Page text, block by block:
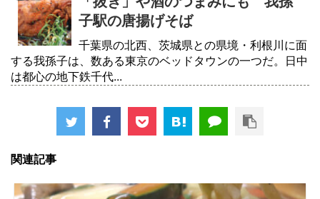
子駅の唐揚げそば
千葉県の北西、茨城県との県境・利根川に面
する我孫子は、数ある東京のベッドタウンの一つだ。日中
は都心の地下鉄千代...
関連記事